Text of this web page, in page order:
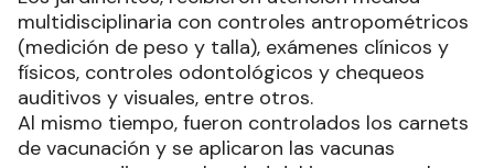
multidisciplinaria con controles antropométricos
(medición de peso y talla), exámenes clínicos y
físicos, controles odontológicos y chequeos
auditivos y visuales, entre otros.
Al mismo tiempo, fueron controlados los carnets
de vacunación y se aplicaron las vacunas